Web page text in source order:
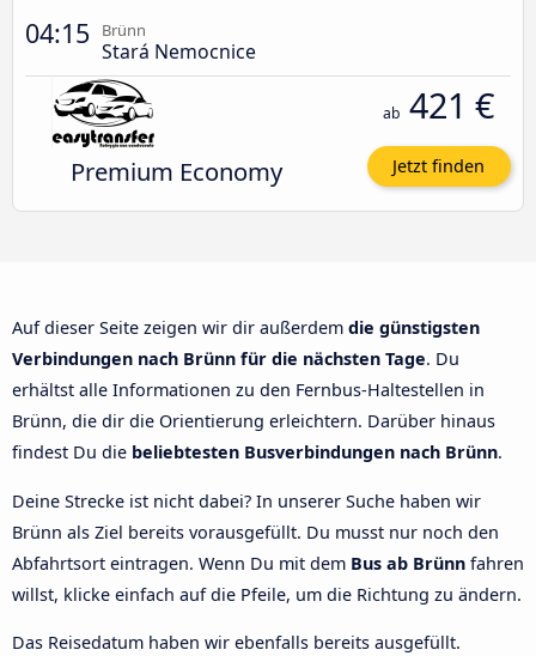
04:15 Brünn
Stará Nemocnice
Premium Economy
ab 421 €
Jetzt finden
Auf dieser Seite zeigen wir dir außerdem die günstigsten
Verbindungen nach Brünn für die nächsten Tage. Du
erhältst alle Informationen zu den Fernbus-Haltestellen in
Brünn, die dir die Orientierung erleichtern. Darüber hinaus
findest Du die beliebtesten Busverbindungen nach Brünn.
Deine Strecke ist nicht dabei? In unserer Suche haben wir
Brünn als Ziel bereits vorausgefüllt. Du musst nur noch den
Abfahrtsort eintragen. Wenn Du mit dem Bus ab Brünn fahren
willst, klicke einfach auf die Pfeile, um die Richtung zu ändern.
Das Reisedatum haben wir ebenfalls bereits ausgefüllt.